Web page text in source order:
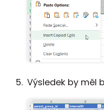
Výsledek by měl